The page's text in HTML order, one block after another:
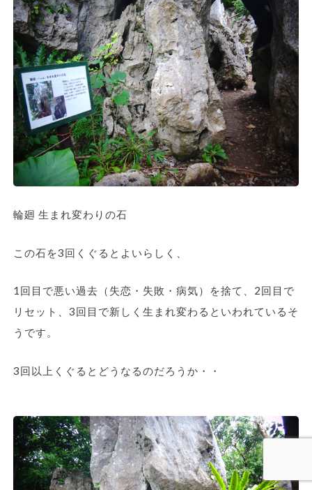
輪廻 生まれ変わりの石
この石を3回くぐるとよいらしく、
1回目で悪い過去（失恋・失敗・病気）を捨て、2回目で
リセット、3回目で新しく生まれ変わるといわれているそ
うです。
3回以上くぐるとどうなるのだろうか・・